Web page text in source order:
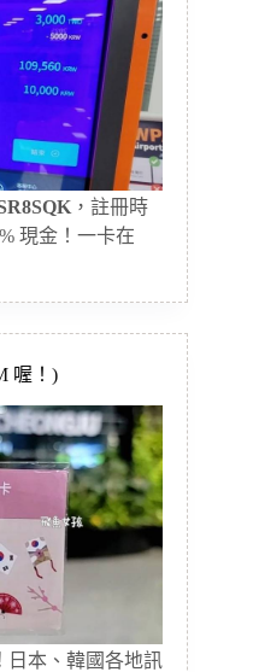
，註冊時
現金！一卡在
喔！)
日本、韓國各地訊